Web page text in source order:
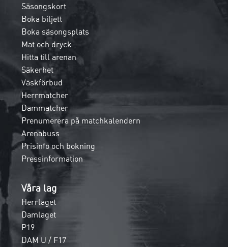
Säsongskort
Boka biljett
Boka säsongsplats
Mat och dryck
Hitta till arenan
Säkerhet
Väskförbud
Herrmatcher
Dammatcher
Prenumerera på matchkalendern
Arenabuss
Prisinfo och bokning
Pressinformation
Våra lag
Herrlaget
Damlaget
P19
DAM U / F17